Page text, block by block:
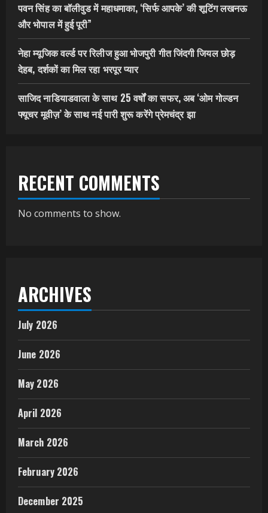
पवन सिंह का बॉलीवुड में महाधमाका, ‘सिर्फ आपके’ की शूटिंग लखनऊ
और भोपाल में हुई पूरी”
नेहा म्यूजिक वर्ल्ड पर रिलीज हुआ भोजपुरी गीत जिंदगी जियल छोड़
देहब, दर्शकों का मिल रहा भरपूर प्यार
साजिद नाडियाडवाला के साथ 25 वर्षों का सफर, अब ‘ओम गोल्डन
फ्यूचर मूवीज़’ के साथ नई पारी शुरू करेंगे प्रेमचंद्र झा
RECENT COMMENTS
No comments to show.
ARCHIVES
July 2026
June 2026
May 2026
April 2026
March 2026
February 2026
December 2025